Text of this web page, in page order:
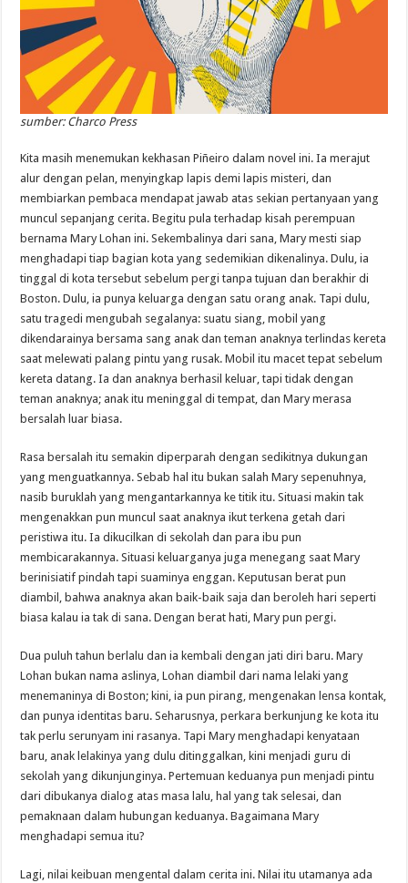
sumber: Charco Press
Kita masih menemukan kekhasan Piñeiro dalam novel ini. Ia merajut
alur dengan pelan, menyingkap lapis demi lapis misteri, dan
membiarkan pembaca mendapat jawab atas sekian pertanyaan yang
muncul sepanjang cerita. Begitu pula terhadap kisah perempuan
bernama Mary Lohan ini. Sekembalinya dari sana, Mary mesti siap
menghadapi tiap bagian kota yang sedemikian dikenalinya. Dulu, ia
tinggal di kota tersebut sebelum pergi tanpa tujuan dan berakhir di
Boston. Dulu, ia punya keluarga dengan satu orang anak. Tapi dulu,
satu tragedi mengubah segalanya: suatu siang, mobil yang
dikendarainya bersama sang anak dan teman anaknya terlindas kereta
saat melewati palang pintu yang rusak. Mobil itu macet tepat sebelum
kereta datang. Ia dan anaknya berhasil keluar, tapi tidak dengan
teman anaknya; anak itu meninggal di tempat, dan Mary merasa
bersalah luar biasa.
Rasa bersalah itu semakin diperparah dengan sedikitnya dukungan
yang menguatkannya. Sebab hal itu bukan salah Mary sepenuhnya,
nasib buruklah yang mengantarkannya ke titik itu. Situasi makin tak
mengenakkan pun muncul saat anaknya ikut terkena getah dari
peristiwa itu. Ia dikucilkan di sekolah dan para ibu pun
membicarakannya. Situasi keluarganya juga menegang saat Mary
berinisiatif pindah tapi suaminya enggan. Keputusan berat pun
diambil, bahwa anaknya akan baik-baik saja dan beroleh hari seperti
biasa kalau ia tak di sana. Dengan berat hati, Mary pun pergi.
Dua puluh tahun berlalu dan ia kembali dengan jati diri baru. Mary
Lohan bukan nama aslinya, Lohan diambil dari nama lelaki yang
menemaninya di Boston; kini, ia pun pirang, mengenakan lensa kontak,
dan punya identitas baru. Seharusnya, perkara berkunjung ke kota itu
tak perlu serunyam ini rasanya. Tapi Mary menghadapi kenyataan
baru, anak lelakinya yang dulu ditinggalkan, kini menjadi guru di
sekolah yang dikunjunginya. Pertemuan keduanya pun menjadi pintu
dari dibukanya dialog atas masa lalu, hal yang tak selesai, dan
pemaknaan dalam hubungan keduanya. Bagaimana Mary
menghadapi semua itu?
Lagi, nilai keibuan mengental dalam cerita ini. Nilai itu utamanya ada